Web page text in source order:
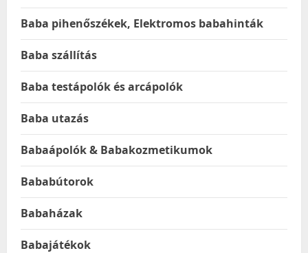
Baba pihenőszékek, Elektromos babahinták
Baba szállítás
Baba testápolók és arcápolók
Baba utazás
Babaápolók & Babakozmetikumok
Bababútorok
Babaházak
Babajátékok